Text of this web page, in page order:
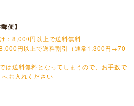
便】
：8,000円以上で送料無料
円以上で送料割引（通常1,300円→70
は送料無料となってしまうので、お手数で
お入れください